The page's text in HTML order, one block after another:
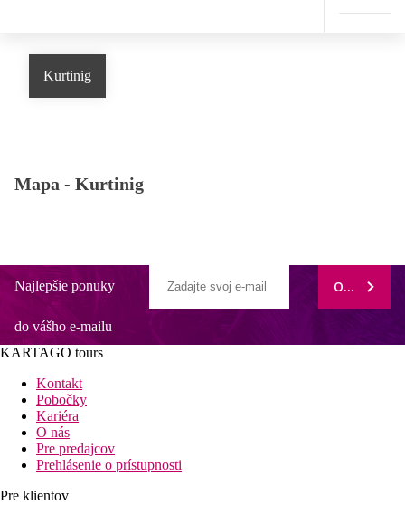
Kurtinig
Mapa - Kurtinig
Najlepšie ponuky
do vášho e-mailu
ODOBERAŤ
KARTAGO tours
Kontakt
Pobočky
Kariéra
O nás
Pre predajcov
Prehlásenie o prístupnosti
Pre klientov